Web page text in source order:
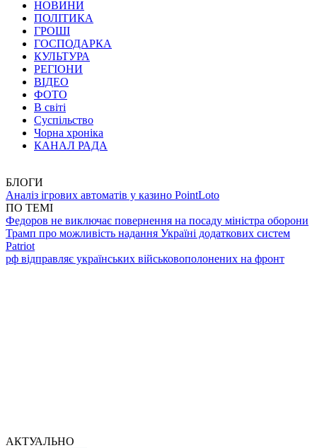
НОВИНИ
ПОЛІТИКА
ГРОШІ
ГОСПОДАРКА
КУЛЬТУРА
РЕГІОНИ
ВІДЕО
ФОТО
В світі
Суспільство
Чорна хроніка
КАНАЛ РАДА
БЛОГИ
Аналіз ігрових автоматів у казино PointLoto
ПО ТЕМІ
Федоров не виключає повернення на посаду міністра оборони
Трамп про можливість надання Україні додаткових систем
Patriot
рф відправляє українських військовополонених на фронт
АКТУАЛЬНО